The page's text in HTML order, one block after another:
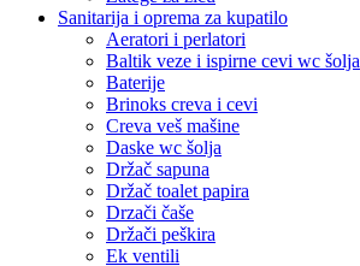
Sanitarija i oprema za kupatilo
Aeratori i perlatori
Baltik veze i ispirne cevi wc šolja
Baterije
Brinoks creva i cevi
Creva veš mašine
Daske wc šolja
Držač sapuna
Držač toalet papira
Drzači čaše
Držači peškira
Ek ventili